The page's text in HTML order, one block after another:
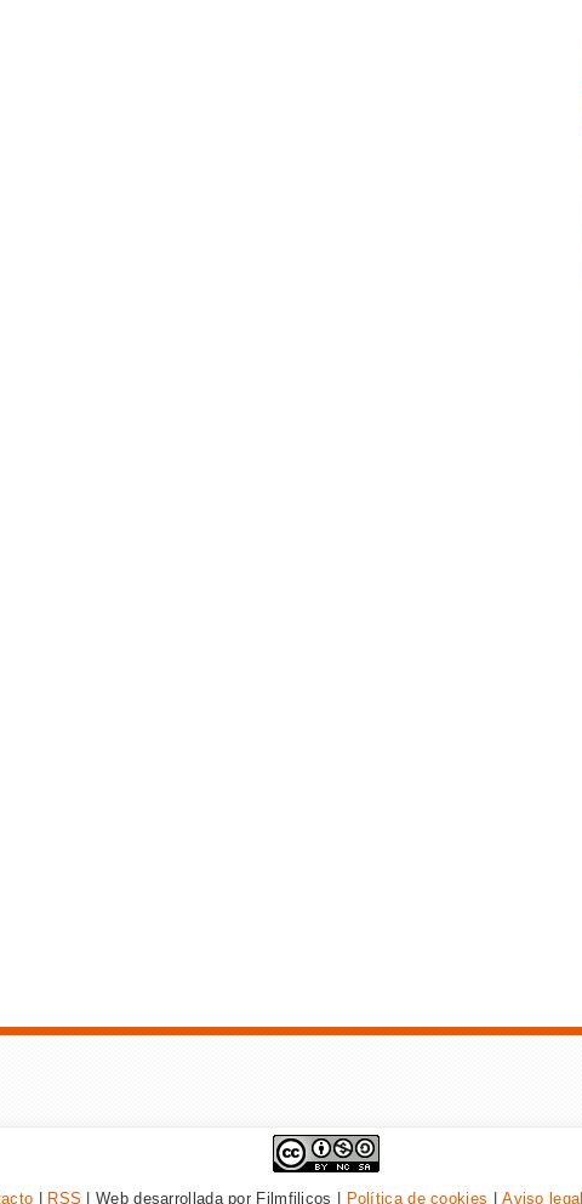
RSS | Web desarrollada por Filmfilicos | Política de cookies |Aviso legal